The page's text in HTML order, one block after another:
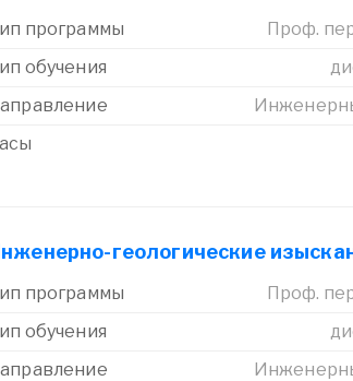
программы
Проф.
обучения
геологические
программы
Проф.
обучения